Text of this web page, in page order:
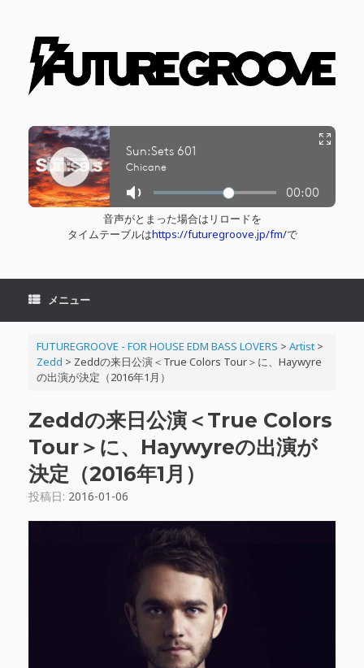
音声がとまった場合はリロードを
タイムテーブルはhttps://futuregroove.jp/fm/で
メニュー
FUTUREGROOVE - FOR HOUSE EDM BASS LOVERS > Artist>
Zedd > Zeddの来日公演＜True Colors Tour＞に、Haywyre
の出演が決定（2016年1月）
Zeddの来日公演＜True Colors
Tour＞に、Haywyreの出演が
決定（2016年1月）
投稿日: 2016-01-06